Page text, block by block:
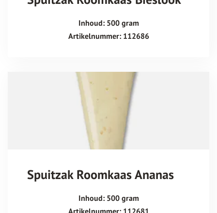
Inhoud: 500 gram
Artikelnummer: 112686
Spuitzak Roomkaas Ananas
Inhoud: 500 gram
Artikelnummer: 112681